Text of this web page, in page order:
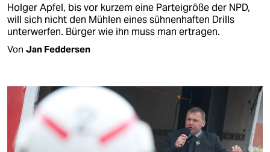
Holger Apfel, bis vor kurzem eine Parteigröße der NPD,
will sich nicht den Mühlen eines sühnenhaften Drills
unterwerfen. Bürger wie ihn muss man ertragen.
Von Jan Feddersen